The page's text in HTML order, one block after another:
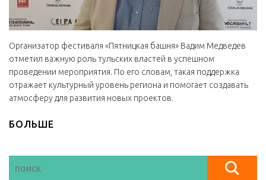
Организатор фестиваля «Пятницкая башня» Вадим Медведев
отметил важную роль тульских властей в успешном
проведении мероприятия. По его словам, такая поддержка
отражает культурный уровень региона и помогает создавать
атмосферу для развития новых проектов.
БОЛЬШЕ